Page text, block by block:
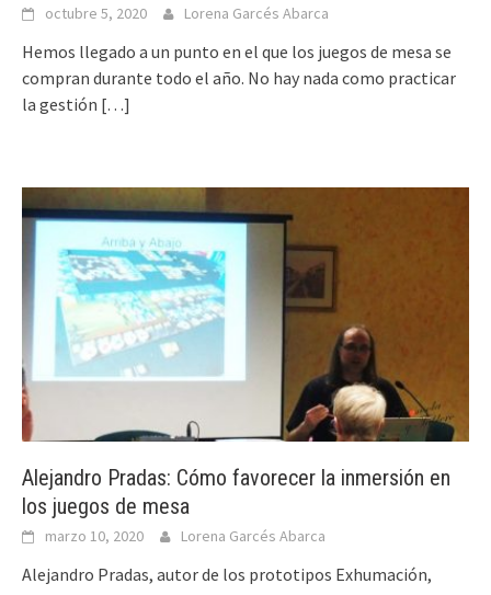
octubre 5, 2020 Lorena Garcés Abarca
Hemos llegado a un punto en el que los juegos de mesa se
compran durante todo el año. No hay nada como practicar
la gestión […]
Alejandro Pradas: Cómo favorecer la inmersión en
los juegos de mesa
marzo 10, 2020 Lorena Garcés Abarca
Alejandro Pradas, autor de los prototipos Exhumación,